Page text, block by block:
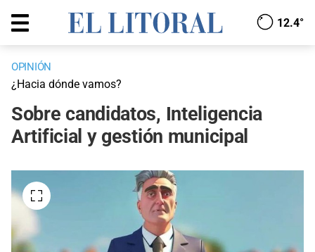
12.4°
OPINIÓN
¿Hacia dónde vamos?
Sobre candidatos, Inteligencia
Artificial y gestión municipal